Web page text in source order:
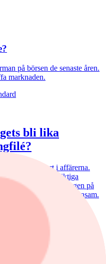
på börsen de senaste åren.
marknaden.
bli lika
håller hög fart i affärerna.
affärerna kan bli riktiga
till att just storsatsningen på
chicken nuggets, blir lönsam.
– nu